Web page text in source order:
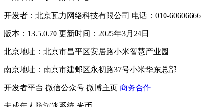
开发者：北京瓦力网络科技有限公司 电话：010-60606666
版本：13.5.0.70 更新时间：2025年3月24日
北京地址：北京市昌平区安居路小米智慧产业园
南京地址：南京市建邺区永初路37号小米华东总部
开发者平台 微信公众号 微博主页 商务合作